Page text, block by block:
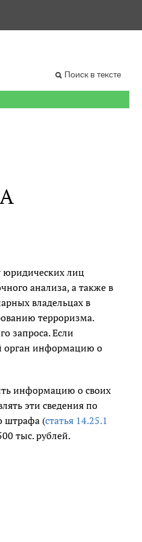
Поиск в тексте
юридических лиц
анализа, а также в
владельцах в
терроризма.
запроса. Если
орган информацию о
информацию о своих
эти сведения по
штрафа (статья 14.25.1
тыс. рублей.